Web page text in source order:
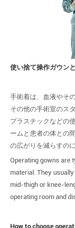
使い捨て操作ガウン
手術着は、血液やそ
その他の手術室のス
プラスチックなどの
ームと患者の体との
の広がりを減らすの
Operating gowns are
material. They
mid-thigh or knee-
operating room and
How to choose